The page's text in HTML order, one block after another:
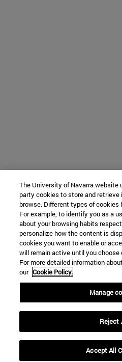
The University of Navarra website
party cookies to store and retrieve
browse. Different types of cookies
For example, to identify you as a
about your browsing habits
personalize how the content is
cookies you want to enable or
will remain active until you
For more detailed information
our Cookie Policy.
Manage
Reject
Accept All